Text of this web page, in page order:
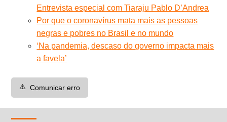
Entrevista especial com Tiaraju Pablo D’Andrea
Por que o coronavírus mata mais as pessoas
negras e pobres no Brasil e no mundo
‘Na pandemia, descaso do governo impacta mais
a favela’
⚠️ Comunicar erro